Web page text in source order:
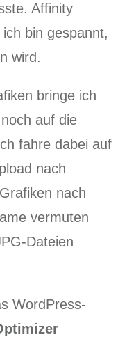
Affinity
bin gespannt,
wird.
bringe ich
auf die
fahre dabei auf
nach
nach
vermuten
Dateien
WordPress-